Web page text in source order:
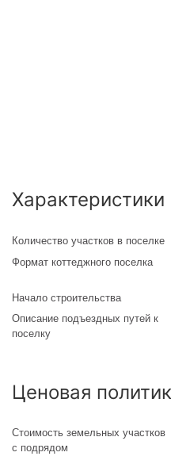
Характеристики
Количество участков в поселке
Формат коттеджного поселка
Начало строительства
Описание подъездных путей к
поселку
Ценовая
Стоимость земельных участков
с подрядом